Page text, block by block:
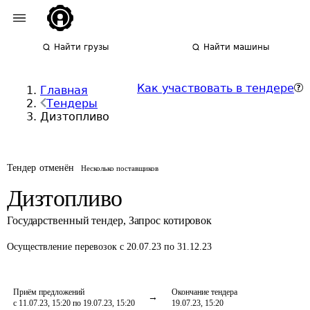
Найти грузы Найти машины
Главная
Тендеры
Дизтопливо
Как участвовать в тендере
Тендер отменён Несколько поставщиков
Дизтопливо
Государственный тендер, Запрос котировок
Осуществление перевозок с 20.07.23 по 31.12.23
Приём предложений
с 11.07.23, 15:20 по 19.07.23, 15:20
Окончание тендера
19.07.23, 15:20